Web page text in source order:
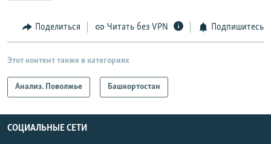
Поделиться Читать без VPN Подпишитесь
Этот контент также в категориях
Анализ. Поволжье Башкортостан
СОЦИАЛЬНЫЕ СЕТИ